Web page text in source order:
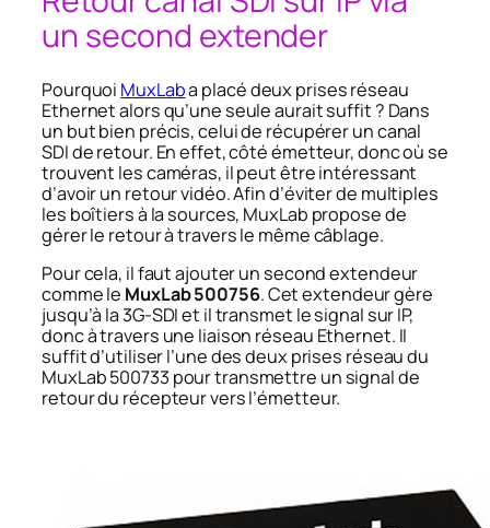
un second extender
Pourquoi MuxLaba placé deux prises réseau
Ethernet alors qu’une seule aurait suffit ? Dans
un but bien précis, celui de récupérer un canal
SDI de retour. En effet, côté émetteur, donc où se
trouvent les caméras, il peut être intéressant
d’avoir un retour vidéo. Afin d’éviter de multiples
les boîtiers à la sources, MuxLab propose de
gérer le retour à travers le même câblage.
Pour cela, il faut ajouter un second extendeur
comme le MuxLab 500756. Cet extendeur gère
jusqu’à la 3G-SDI et il transmet le signal sur IP,
donc à travers une liaison réseau Ethernet. Il
suffit d’utiliser l’une des deux prises réseau du
MuxLab 500733 pour transmettre un signal de
retour du récepteur vers l’émetteur.